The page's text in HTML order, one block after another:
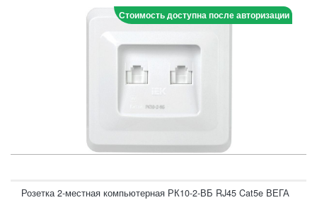
Стоимость доступна после авторизации
Розетка 2-местная компьютерная РК10-2-ВБ RJ45 Cat5e ВЕГА